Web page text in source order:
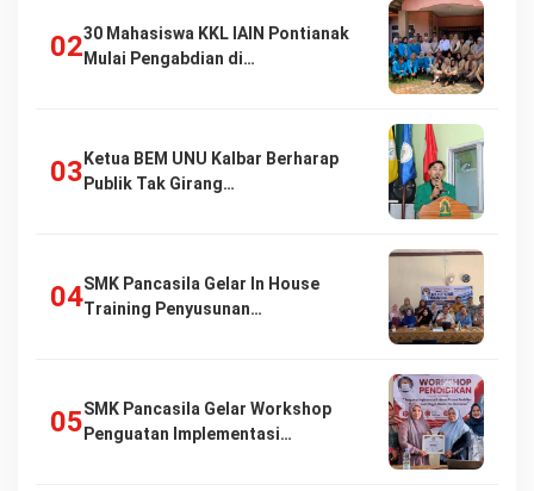
30 Mahasiswa KKL IAIN Pontianak
Mulai Pengabdian di…
Ketua BEM UNU Kalbar Berharap
Publik Tak Girang…
SMK Pancasila Gelar In House
Training Penyusunan…
SMK Pancasila Gelar Workshop
Penguatan Implementasi…